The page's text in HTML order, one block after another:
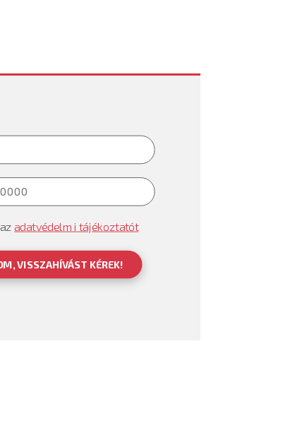
adatvédelmi tájékoztatót
VISSZAHÍVÁST KÉREK!